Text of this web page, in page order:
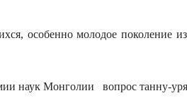
особенно молодое поколение
наук Монголии вопрос танну-